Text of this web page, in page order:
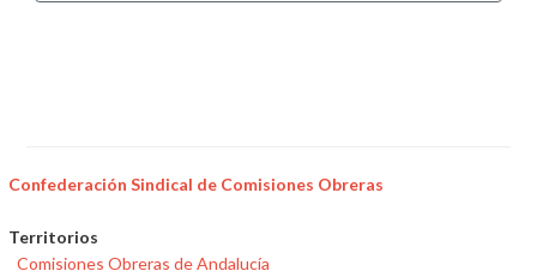
Confederación Sindical de Comisiones Obreras
Territorios
Comisiones Obreras de Andalucía